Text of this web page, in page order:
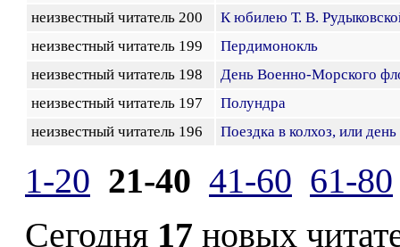
неизвестный читатель 200
К юбилею Т. В.
неизвестный читатель 199
Пердимонокль
неизвестный читатель 198
День Военно-Морского
неизвестный читатель 197
Полундра
неизвестный читатель 196
Поездка в колхоз, или
1-20 21-40 41-60 61-80
Сегодня 17 новых